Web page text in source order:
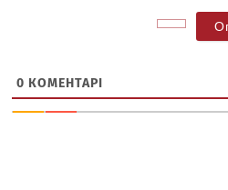
0 КОМЕНТАРІ